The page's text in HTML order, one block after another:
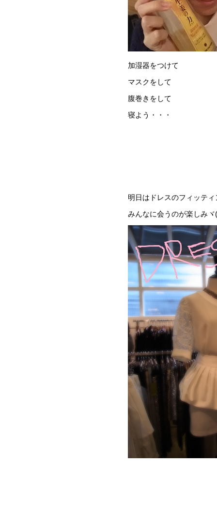
加湿器をつけて
マスクをして
腹巻きをして
寝よう・・・
明日はドレスのフィッテ
みんなに会うのが楽しみ